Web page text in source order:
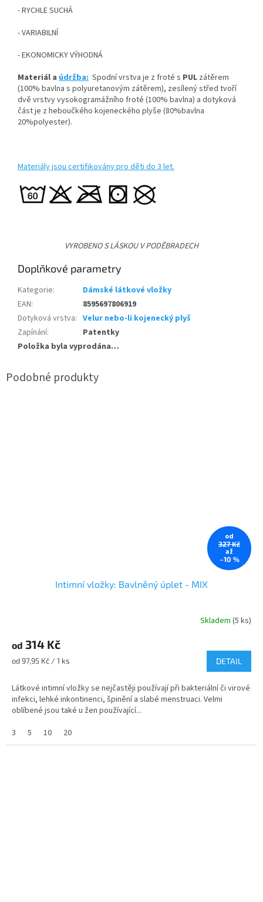
- RYCHLE SUCHÁ
- VARIABILNÍ
- EKONOMICKY VÝHODNÁ
Materiál a údržba: Spodní vrstva je z froté s PUL zátěrem
(100% bavlna s polyuretanovým zátěrem), zesílený střed tvoří
dvě vrstvy vysokogramážního froté (100% bavlna) a dotyková
část je z heboučkého kojeneckého plyše (80%bavlna
20%polyester).
Materiály jsou certifikovány pro děti do 3 let.
VYROBENO S LÁSKOU V PODĚBRADECH
Doplňkové parametry
Kategorie:
Dámské látkové vložky
EAN:
8595697806919
Dotyková vrstva: Velur nebo-li kojenecký plyš
Zapínání:
Patentky
Položka byla vyprodána…
od
327 Kč
až
–10 %
Intimní vložky: Bavlněný úplet - MIX
produktu
4,8
5
hvězdiček.
Skladem(5 ks)
od 314 Kč
Měrná
od 97,95 Kč / 1 ks DETAIL
Látkové intimní vložky se nejčastěji používají při bakteriální či virové
infekci, lehké inkontinenci, špinění a slabé menstruaci. Velmi
oblíbené jsou také u žen používající...
3
5 10 20